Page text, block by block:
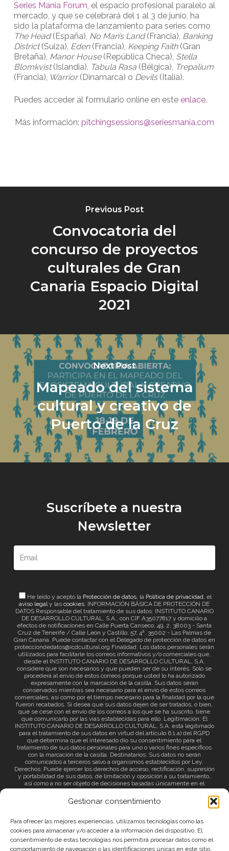
Gestionar consentimiento
Para ofrecer las mejores experiencias, utilizamos tecnologías como las
cookies para almacenar y/o acceder a la información del dispositivo. El
consentimiento de estas tecnologías nos permitirá procesar datos como el
comportamiento de navegación o las identificaciones únicas en este sitio.
Series Mania Forum, el espacio profesional paralelo al
mercado, y que se celebrará del 1 al 3 de junio, ha
sido la plataforma de lanzamiento para series como
The Head(España), No Man’s Land(Francia), Banking
District(Suiza), Eden(Francia), Keeping Faith(Gran
Bretaña), Manor House(República Checa), Stella
Blomkvist(Islandia), Tabula Rasa(Bélgica), Trepalium
(Francia), Warrior(Dinamarca) o Devils(Italia).
Puedes acceder al formulario online en esteenlace.
Más información: pitchingsessions@seriesmania.com
Previous Post
Convocatoria del
concurso de proyectos
culturales de Gran
Canaria Espacio Digital
2021
Next Post
Mapeado del sistema
cultural y creativo de
Puerto de la Cruz
Suscríbete a nuestra
Newsletter
He leído y acepto la Protección de datos, la Política de privacidad, el
aviso legaly lascookies. INFORMACIÓN BÁSICA DE PROTECCIÓN DE
DATOS Responsable del tratamiento de sus datos: INSTITUTO CANARIO
DE DESARROLLO CULTURAL, S.A., con CIF A35077817 y domicilio a
efectos de notificaciones en Calle Puerta Canseco, 49, 2, 38003 - Santa
Cruz de Tenerife / Calle León y Castillo, 57, 4ª. 35002 - Las Palmas de
Gran Canaria. Puede contactar con el Delegado de protección de datos en
protecciondedatos@icdcultural.org Finalidad: Los datos personales serán
utilizados para facilitarle los correos informativos y/o comerciales que,
desde el INSTITUTO CANARIO DE DESARROLLO CULTURAL, S.A.
considere que son necesarios y que pueden ser de su interés. Solo se
procederá al envío de estos correos porque usted lo ha autorizado
expresamente con la marcación de la casilla. Sus datos serán
conservados mientras sea necesario para el envío de estos correos
comerciales, así como por el tiempo necesario para la finalidad por la que
fueron recabados. Si desea que sus datos dejen de ser tratados, o bien,
que se cese con el envío de los correos a los que se ha suscrito, tiene
que comunicarlo por las vías establecidas para ello. Legitimación: El
INSTITUTO CANARIO DE DESARROLLO CULTURAL, S.A. está legitimado
para el tratamiento de sus datos en virtud del artículo 6.1.a) del RGPD
que determina que el interesado dio su consentimiento para el
tratamiento de sus datos personales para uno o varios fines específicos
con la marcación de la casilla. Destinatarios: Sus datos no serán
comunicados a terceros salvo a organismos establecidos por Ley.
Derechos: Puede ejercer los derechos de acceso, rectificación, supresión
y portabilidad de sus datos, de limitación y oposición a su tratamiento,
así como a no ser objeto de decisiones basadas únicamente en el
tratamiento automatizado de sus datos y revocar el consentimiento
prestado. Información adicional: Puede consultar la información adicional
a través del siguienteenlace.